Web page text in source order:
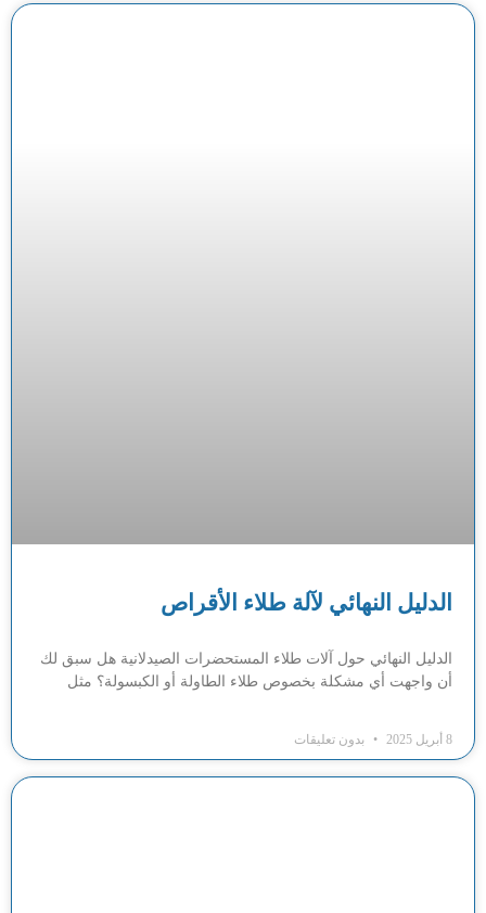
الدليل النهائي لآلة طلاء الأقراص
الدليل النهائي حول آلات طلاء المستحضرات الصيدلانية هل سبق لك
أن واجهت أي مشكلة بخصوص طلاء الطاولة أو الكبسولة؟ مثل
8 أبريل 2025 بدون تعليقات